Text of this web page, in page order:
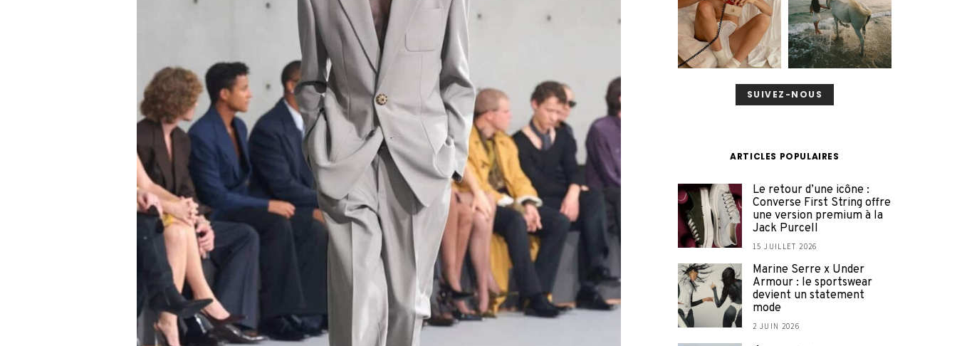
SUIVEZ-NOUS
ARTICLES POPULAIRES
Le retour d’une icône :
Converse First String offre
une version premium à la
Jack Purcell
15 JUILLET 2026
Marine Serre x Under
Armour : le sportswear
devient un statement
mode
2 JUIN 2026